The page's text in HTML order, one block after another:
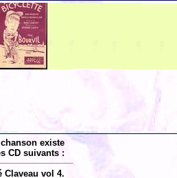
existe
CD suivants :
Claveau vol 4.